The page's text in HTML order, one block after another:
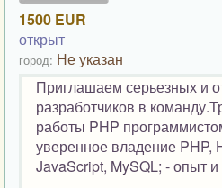
1500 EUR
открыт
город: Не указан
Приглашаем серьезных и
разработчиков в
работы PHP
уверенное владение PHP,
JavaScript, MySQL; - опыт и